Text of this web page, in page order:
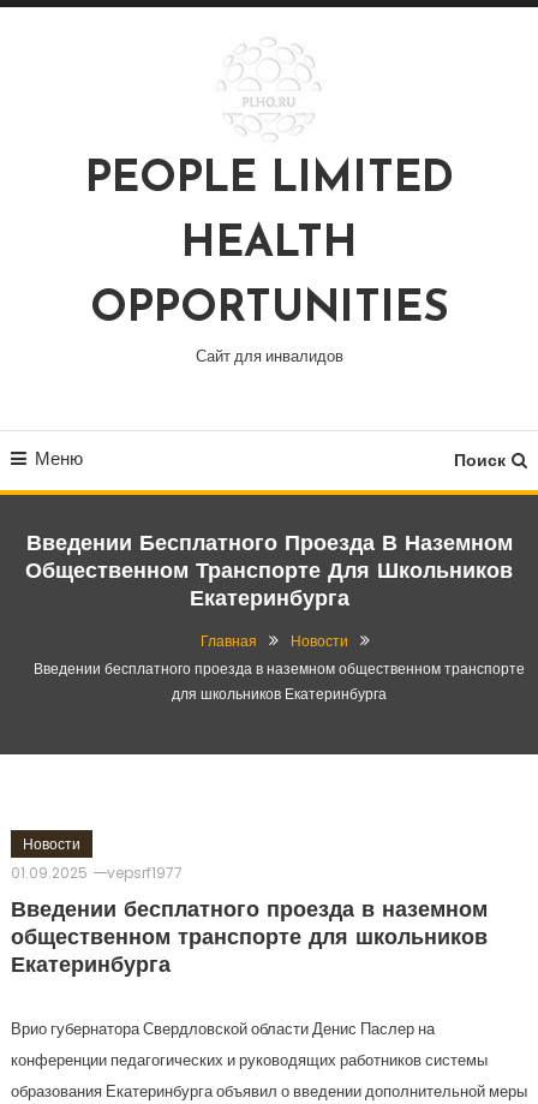
Перейти
PEOPLE LIMITED
HEALTH
OPPORTUNITIES
Сайт для инвалидов
Меню Поиск
Введении Бесплатного Проезда В Наземном
Общественном Транспорте Для Школьников
Екатеринбурга
Главная
Новости
Введении бесплатного проезда в наземном общественном транспорте
для школьников Екатеринбурга
Новости
01.09.2025
vepsrf1977
Введении бесплатного проезда в наземном
общественном транспорте для школьников
Екатеринбурга
Врио губернатора Свердловской области Денис Паслер на
конференции педагогических и руководящих работников системы
образования Екатеринбурга объявил о введении дополнительной меры